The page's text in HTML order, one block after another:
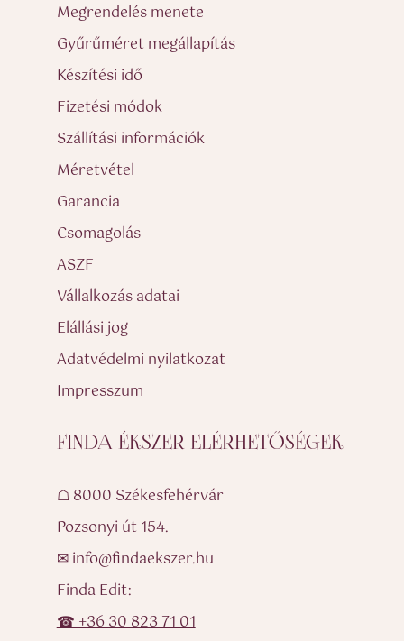
Megrendelés menete
Gyűrűméret megállapítás
Készítési idő
Fizetési módok
Szállítási információk
Méretvétel
Garancia
Csomagolás
ASZF
Vállalkozás adatai
Elállási jog
Adatvédelmi nyilatkozat
Impresszum
FINDA ÉKSZER ELÉRHETŐSÉGEK
☖ 8000 Székesfehérvár
Pozsonyi út 154.
✉ info@findaekszer.hu
Finda Edit:
☎ +36 30 823 71 01